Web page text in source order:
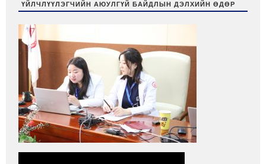
ҮЙЛЧЛҮҮЛЭГЧИЙН АЮУЛГҮЙ БАЙДЛЫН ДЭЛХИЙН ӨДӨР